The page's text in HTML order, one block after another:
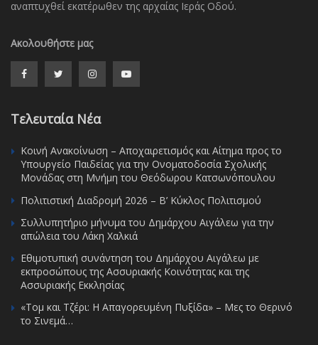
αναπτυχθεί εκατέρωθεν της αρχαίας Ιεράς Οδού.
Ακολουθήστε μας
Τελευταία Νέα
Κοινή Ανακοίνωση – Αποχαιρετισμός και Αίτημα προς το
Υπουργείο Παιδείας για την Ονοματοδοσία Σχολικής
Μονάδας στη Μνήμη του Θεόδωρου Κατσωνόπουλου
Πολιτιστική Διαδρομή 2026 – Β’ Κύκλος Πολιτισμού
Συλλυπητήριο μήνυμα του Δημάρχου Αιγάλεω για την
απώλεια του Λάκη Χαλκιά
Εθιμοτυπική συνάντηση του Δημάρχου Αιγάλεω με
εκπροσώπους της Ασσυριακής Κοινότητας και της
Ασσυριακής Εκκλησίας
«Τομ και Τζέρι: Η Απαγορευμένη Πυξίδα» – Μες το Θερινό
το Σινεμά…